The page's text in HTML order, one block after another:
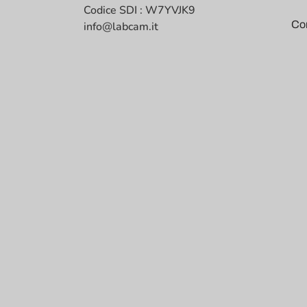
Codice SDI : W7YVJK9
info@labcam.it